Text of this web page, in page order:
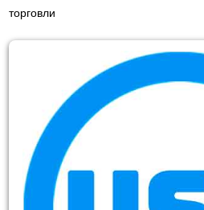
торговли